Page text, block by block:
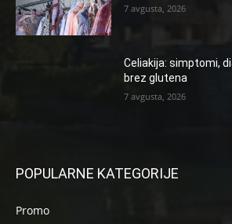
7 avgusta, 2026
Celiakija: simptomi,
brez glutena
7 avgusta, 2026
POPULARNE KATEGORIJE
Promo